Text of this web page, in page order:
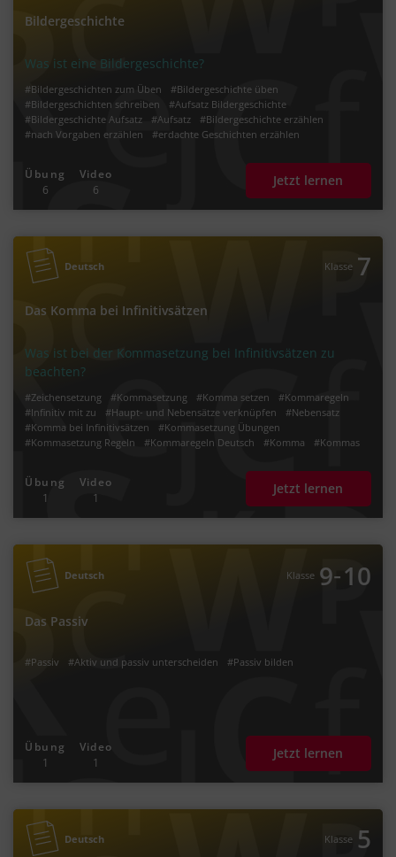
Bildergeschichte
Was ist eine Bildergeschichte?
#Bildergeschichten zum Üben
#Bildergeschichte üben
#Bildergeschichten schreiben
#Aufsatz Bildergeschichte
#Bildergeschichte Aufsatz
#Aufsatz
#Bildergeschichte erzählen
#nach Vorgaben erzählen
#erdachte Geschichten erzählen
Übung
6
Video
6
Jetzt lernen
Deutsch Klasse 7
Das Komma bei Infinitivsätzen
Was ist bei der Kommasetzung bei Infinitivsätzen zu
beachten?
#Zeichensetzung #Kommasetzung #Komma setzen
#Kommaregeln
#Infinitiv mit zu
#Haupt- und Nebensätze verknüpfen
#Nebensatz
#Komma bei Infinitivsätzen
#Kommasetzung Übungen
#Kommasetzung Regeln
#Kommaregeln Deutsch #Komma
#Kommas
Übung
1
Video
1
Jetzt lernen
Deutsch Klasse 9‐10
Das Passiv
#Passiv #Aktiv und passiv unterscheiden #Passiv bilden
Übung
1
Video
1
Jetzt lernen
Deutsch Klasse 5